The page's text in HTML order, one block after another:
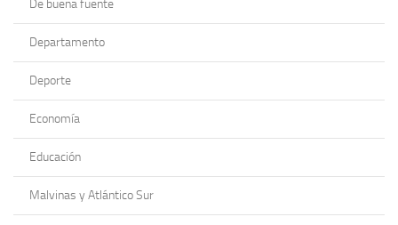
De buena fuente
Departamento
Deporte
Economía
Educación
Malvinas y Atlántico Sur